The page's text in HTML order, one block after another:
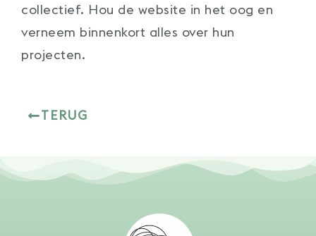
collectief. Hou de website in het oog en
verneem binnenkort alles over hun
projecten.
TERUG